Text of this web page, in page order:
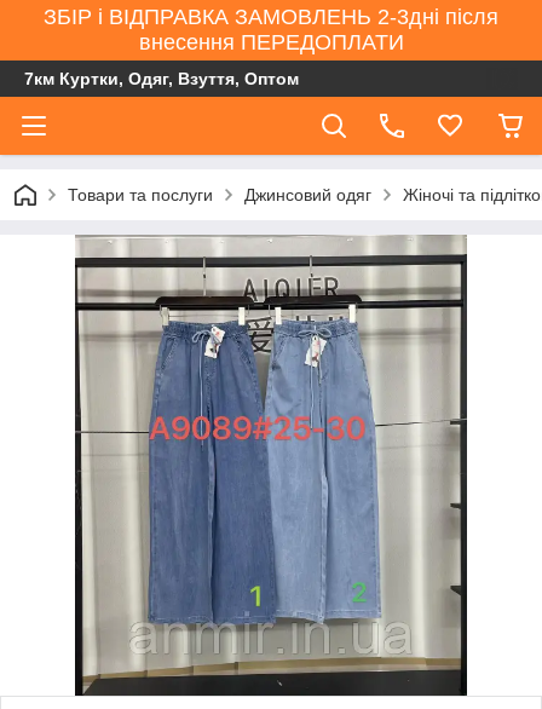
ЗБІР і ВІДПРАВКА ЗАМОВЛЕНЬ 2-3дні після
внесення ПЕРЕДОПЛАТИ
7км Куртки, Одяг, Взуття, Оптом
Товари та послуги Джинсовий одяг Жіночі та